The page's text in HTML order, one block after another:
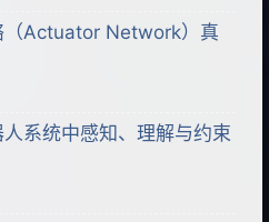
（Actuator Network）真
系统中感知、理解与约束